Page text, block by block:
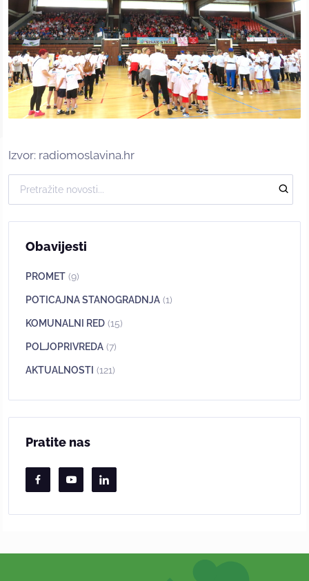
Izvor: radiomoslavina.hr
Obavijesti
PROMET (9)
POTICAJNA STANOGRADNJA (1)
KOMUNALNI RED (15)
POLJOPRIVREDA (7)
AKTUALNOSTI (121)
Pratite nas